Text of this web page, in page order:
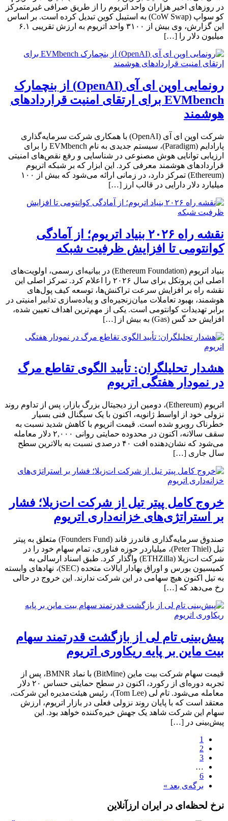
در روزهای اخیر هزاران واحد اتریوم را از طریق صرافی غیرمتمرکز
کو سواپ (CoW Swap) به استیبل کوین تبدیل کرده است. بر اساس
این گزارش، وی بیش از ۳۱۰۰ واحد اتریوم به ارزش تقریبی ۶.۱
میلیون دلار را […]
رونمایی اوپن ای آی (OpenAI) از بنچمارک
EVMbench برای ارتقای امنیت قراردادهای
هوشمند
شرکت اوپن ای آی (OpenAI) با همکاری شرکت سرمایه‌گذاری
پارادایم (Paradigm)، سیستم جدیدی به نام EVMbench را برای
ارزیابی توانایی هوش مصنوعی در شناسایی و رفع نقص‌های امنیتی
قراردادهای هوشمند معرفی کرد. این ابزار که بر شبکه اتریوم
(Ethereum) تمرکز دارد، در زمانی ارائه می‌شود که بیش از ۱۰۰
میلیارد دلار دارایی در قالب ارز […]
نقشه راه ۲۰۲۶ بنیاد اتریوم؛ از آمادگی
کوانتومی تا افزایش ظرفیت شبکه
بنیاد اتریوم (Ethereum Foundation) در بیانیه‌ای رسمی، اولویت‌های
اصلی این پروتکل برای سال ۲۰۲۶ را اعلام کرد. تمرکز اصلی این
نقشه راه بر افزایش سرعت تراکنش‌ها، توسعه کیف پول‌های
هوشمند، بهبود تعاملات میان‌زنجیره‌ای و پیاده‌سازی تدابیر امنیتی در
برابر تهدیدات کوانتومی است. یکی از مهم‌ترین اهداف تعیین شده،
افزایش حد گس (Gas) به بیش از […]
هشدار تحلیلگران: تأیید الگوی تقاطع مرگ
در نمودار هفتگی اتریوم
اتریوم (Ethereum)، دومین ارز دیجیتال بزرگ بازار، پس از تداوم روند
نزولی خود از اواسط ژانویه، اکنون با یک سیگنال فنی بسیار
خطرناک روبرو شده است. قیمت اتریوم با کاهش شدید نسبت به
سقف سالانه، اکنون در محدوده حمایتی روانی ۲,۰۰۰ دلار معامله
می‌شود که نشان‌دهنده افت ۴۰ درصدی نسبت به بالاترین سطح
سال جاری […]
خروج کامل پیتر تیل از شرکت ات‌زیلا؛ فشار
بر استراتژی‌های خزانه‌داری اتریوم
صندوق سرمایه‌گذاری فاندرز فاند (Founders Fund) متعلق به پیتر
تیل (Peter Thiel)، میلیاردر حوزه فناوری، تمام سهام خود را در
شرکت ات‌زیلا (ETHZilla) واگذار کرد. طبق اسناد ارسالی به
کمیسیون بورس و اوراق بهادار ایالات متحده (SEC)، نهادهای وابسته
به تیل اکنون هیچ سهامی در این شرکت ندارند. این خروج در حالی
رخ می‌دهد که […]
پیش‌بینی تام لی از بازگشت قدرتمند سهام
بیت ماین بر پایه ریکاوری اتریوم
قیمت سهام شرکت بیت ماین (BitMine) با نماد BMNR، پس از
تجربه‌ دوره‌ای از رکورد، اکنون در سطح حمایتی حساس ۲۰ دلار
معامله می‌شود. تام لی (Tom Lee)، رئیس هیئت‌مدیره این شرکت،
معتقد است که با پایان روند نزولی فعلی در بازار اتریوم، ارزش
سهام این شرکت شاهد یک جهش خیره‌کننده خواهد بود. این
پیش‌بینی در […]
1
2
3
…
6
برگه‌ی بعد »
نرخ لحظه‌ای در ایران ارزآنلاین